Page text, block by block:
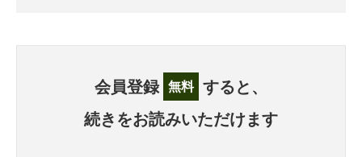
会員登録 無料 すると、
続きをお読みいただけます